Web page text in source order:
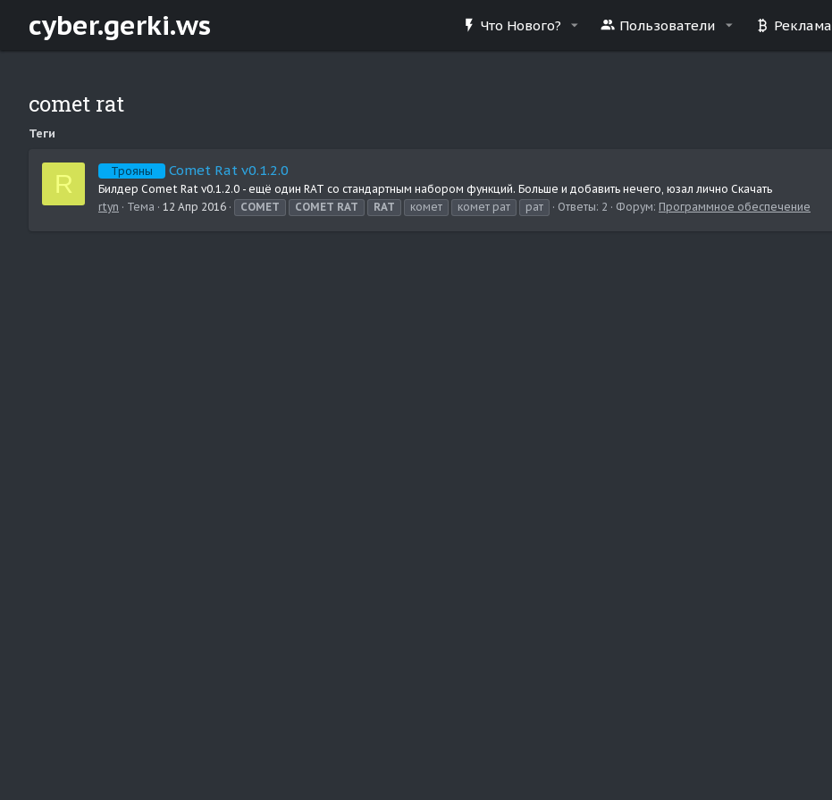
cyber.gerki.ws Что Нового? Пользователи Реклама
comet rat
Теги
R Трояны Comet Rat v0.1.2.0
Билдер Comet Rat v0.1.2.0 - ещё один RAT со стандартным набором функций. Больше и добавить нечего, юзал лично Скачать
rtyn
Тема 12 Апр 2016 COMET COMET RAT RAT комет комет рат рат Ответы: 2 Форум: Программное обеспечение